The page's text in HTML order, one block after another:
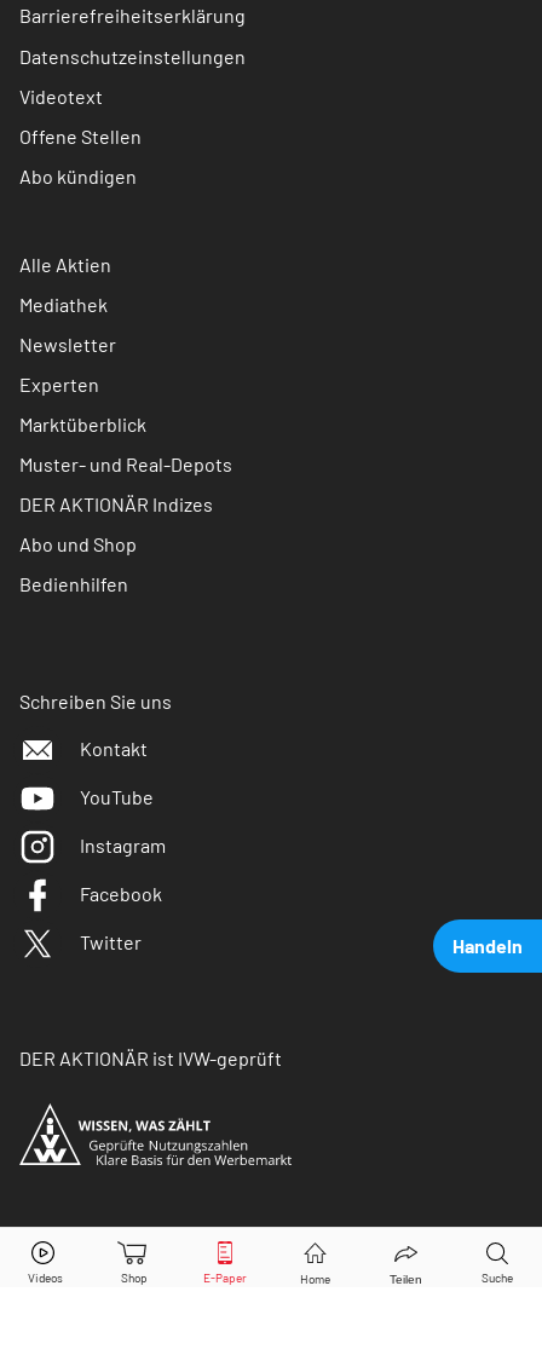
Handeln
Volkswagen Vz. Aktie jetzt handeln?
Barrierefreiheitserklärung
Datenschutzeinstellungen
Videotext
Offene Stellen
Abo kündigen
Alle Aktien
Mediathek
Newsletter
Experten
Marktüberblick
Muster- und Real-Depots
DER AKTIONÄR Indizes
Abo und Shop
Bedienhilfen
Schreiben Sie uns
Kontakt
YouTube
Instagram
Facebook
Twitter
DER AKTIONÄR ist IVW-geprüft
© Copyright 2026 Börsenmedien AG. Alle Rechte